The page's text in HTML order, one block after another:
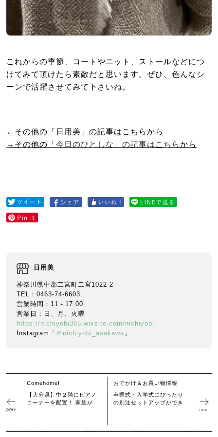
これからの季節、コートやニット、ストールなどにつ
けてみて頂けたら素敵だと思います。ぜひ、色んなシ
ーンで活躍させてみて下さいね。
←その他の「日用美」の記事はこちらから
→その他の「今日のひとしな」の記事はこちらから
日用美
神奈川県中郡二宮町二宮1022-2
TEL：0463-74-6603
営業時間：11～17:00
営業日：日、月、火曜
https://nichiyobi365.wixsite.com/nichiyobi
Instagram「 ＠nichiyobi_asakawa 」
Comehome!
【大分県】中２階にピアノ
コーナーを配置！ 家族が
おでかけ＆お買い物情報
卒業式・入学式にぴったり
の別注セットアップができ